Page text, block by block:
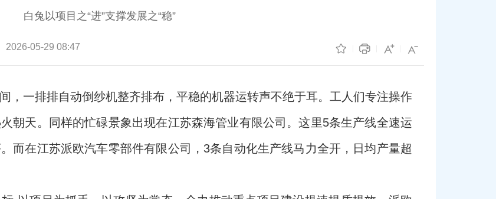
白兔以项目之“进”支撑发展之“稳”
2026-05-29 08:47
，一排排自动倒纱机整齐排布，平稳的机器运转声不绝于耳。工人们专注操作
朝天。同样的忙碌景象出现在江苏森海管业有限公司。这里5条生产线全速运
而在江苏派欧汽车零部件有限公司，3条自动化生产线马力全开，日均产量超